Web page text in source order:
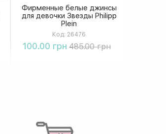
Фирменные белые джинсы
для девочки Звезды Philipp
Plein
Код: 26476
100.00 грн 485.00 грн
Купить